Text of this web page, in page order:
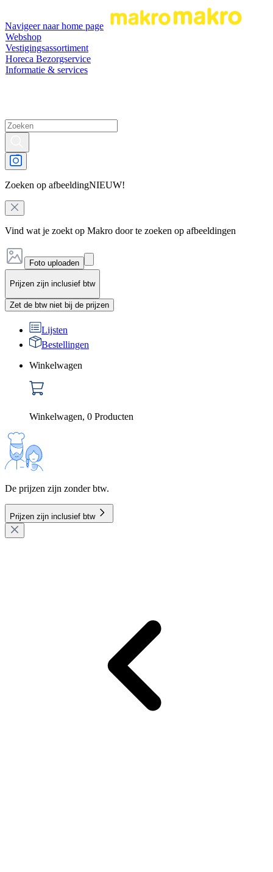
Navigeer naar home page
Webshop
Vestigingsassortiment
Horeca Bezorgservice
Informatie & services
Zoeken op afbeeldingNIEUW!
Vind wat je zoekt op Makro door te zoeken op afbeeldingen
Foto uploaden
Prijzen zijn inclusief btw
Zet de btw niet bij de prijzen
Lijsten
Bestellingen
Winkelwagen
Winkelwagen, 0 Producten
De prijzen zijn zonder btw.
Prijzen zijn inclusief btw